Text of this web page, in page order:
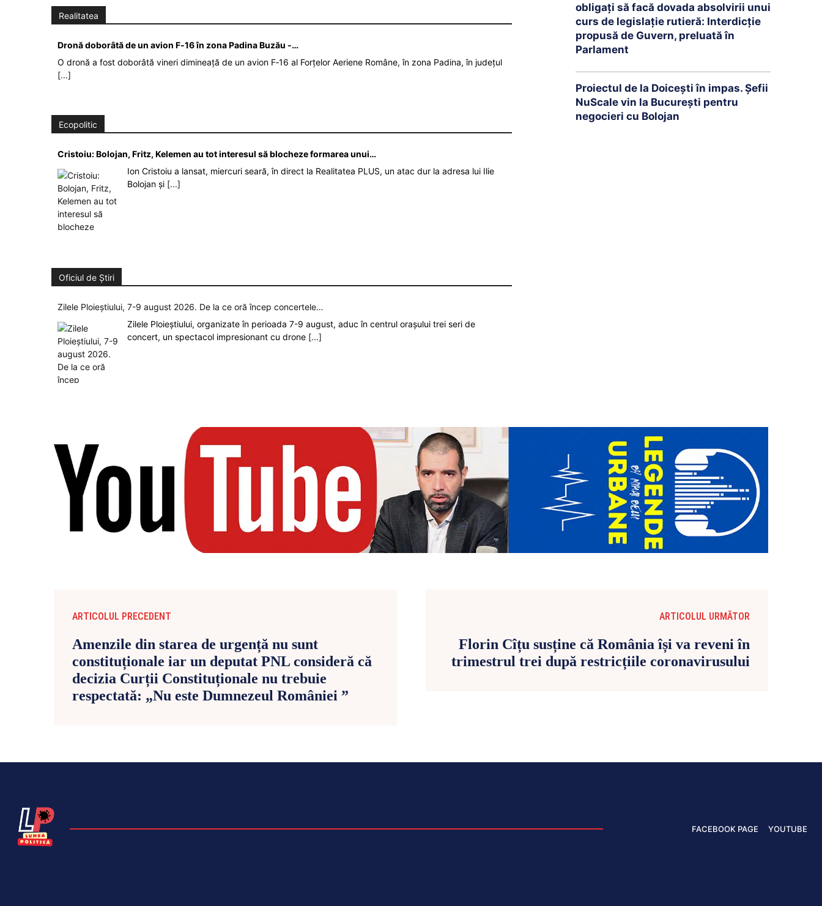
Realitatea
Dronă doborâtă de un avion F‑16 în zona Padina Buzău -…
O dronă a fost doborâtă vineri dimineață de un avion F‑16 al Forțelor Aeriene Române, în zona Padina, în județul
[...]
Ecopolitic
Cristoiu: Bolojan, Fritz, Kelemen au tot interesul să blocheze formarea unui…
Ion Cristoiu a lansat, miercuri seară, în direct la Realitatea PLUS, un atac dur la adresa lui Ilie
Bolojan și [...]
Oficiul de Știri
Zilele Ploieștiului, 7-9 august 2026. De la ce oră încep concertele…
Zilele Ploieștiului, organizate în perioada 7-9 august, aduc în centrul orașului trei seri de
concert, un spectacol impresionant cu drone [...]
obligați să facă dovada absolvirii unui
curs de legislație rutieră: Interdicție
propusă de Guvern, preluată în
Parlament
Proiectul de la Doicești în impas. Șefii
NuScale vin la București pentru
negocieri cu Bolojan
ARTICOLUL PRECEDENT
Amenzile din starea de urgență nu sunt
constituționale iar un deputat PNL consideră că
decizia Curții Constituționale nu trebuie
respectată: „Nu este Dumnezeul României ”
ARTICOLUL URMĂTOR
Florin Cîțu susține că România își va reveni în
trimestrul trei după restricțiile coronavirusului
FACEBOOK PAGE YOUTUBE